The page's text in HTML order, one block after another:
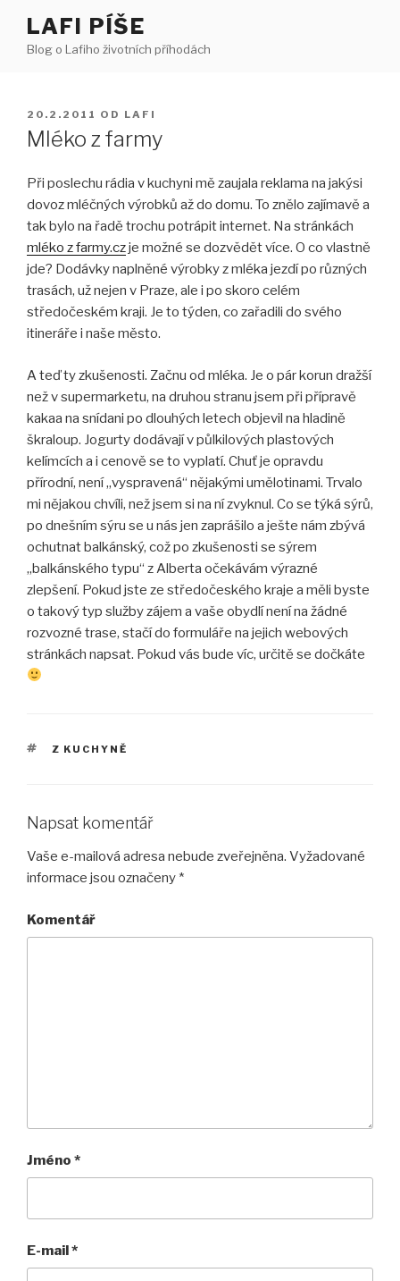
obsahu
LAFI PÍŠE
Blog o Lafiho životních příhodách
PUBLIKOVÁNO
20.2.2011 OD LAFI
Mléko z farmy
Při poslechu rádia v kuchyni mě zaujala reklama na jakýsi
dovoz mléčných výrobků až do domu. To znělo zajímavě a
tak bylo na řadě trochu potrápit internet. Na stránkách
mléko z farmy.czje možné se dozvědět více. O co vlastně
jde? Dodávky naplněné výrobky z mléka jezdí po různých
trasách, už nejen v Praze, ale i po skoro celém
středočeském kraji. Je to týden, co zařadili do svého
itineráře i naše město.
A teď ty zkušenosti. Začnu od mléka. Je o pár korun dražší
než v supermarketu, na druhou stranu jsem při přípravě
kakaa na snídani po dlouhých letech objevil na hladině
škraloup. Jogurty dodávají v půlkilových plastových
kelímcích a i cenově se to vyplatí. Chuť je opravdu
přírodní, není „vyspravená“ nějakými umělotinami. Trvalo
mi nějakou chvíli, než jsem si na ní zvyknul. Co se týká sýrů,
po dnešním sýru se u nás jen zaprášilo a ješte nám zbývá
ochutnat balkánský, což po zkušenosti se sýrem
„balkánského typu“ z Alberta očekávám výrazné
zlepšení. Pokud jste ze středočeského kraje a měli byste
o takový typ služby zájem a vaše obydlí není na žádné
rozvozné trase, stačí do formuláře na jejich webových
stránkách napsat. Pokud vás bude víc, určitě se dočkáte
ŠTÍTKY
Z KUCHYNĚ
Napsat komentář
Vaše e-mailová adresa nebude zveřejněna. Vyžadované
informace jsou označeny *
Komentář
Jméno *
E-mail*